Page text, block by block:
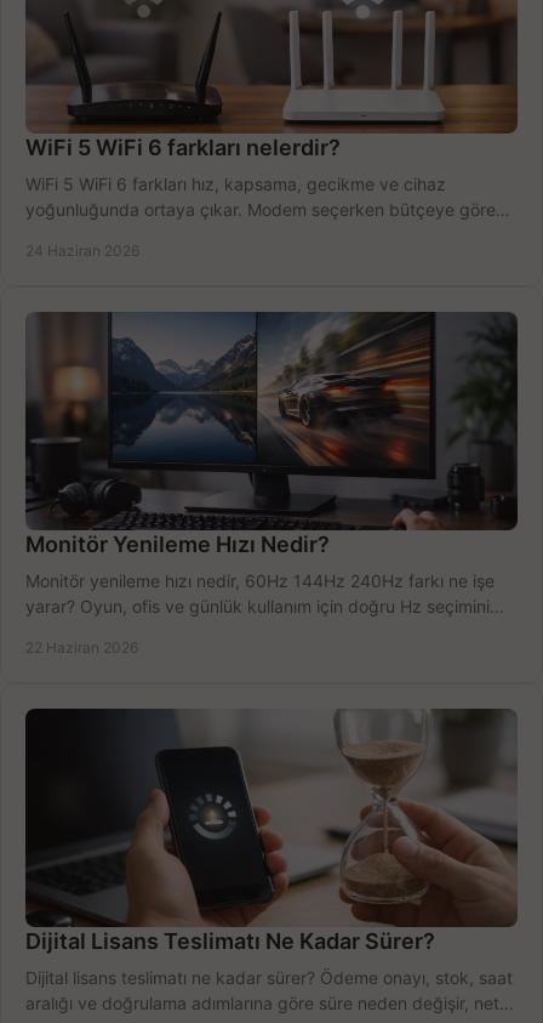
WiFi 5 WiFi 6 farkları nelerdir?
WiFi 5 WiFi 6 farkları hız, kapsama, gecikme ve cihaz
yoğunluğunda ortaya çıkar. Modem seçerken bütçeye göre
24 Haziran 2026
Monitör Yenileme Hızı Nedir?
Monitör yenileme hızı nedir, 60Hz 144Hz 240Hz farkı ne işe
yarar? Oyun, ofis ve günlük kullanım için doğru Hz seçimini
22 Haziran 2026
Dijital Lisans Teslimatı Ne Kadar Sürer?
Dijital lisans teslimatı ne kadar sürer? Ödeme onayı, stok, saat
aralığı ve doğrulama adımlarına göre süre neden değişir, net